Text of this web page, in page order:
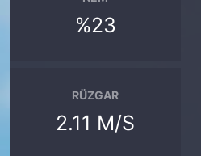
%23
RÜZGAR
2.11 M/S